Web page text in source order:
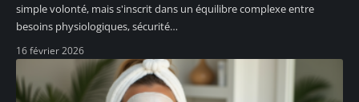
simple volonté, mais s'inscrit dans un équilibre complexe entre
besoins physiologiques, sécurité…
16 février 2026